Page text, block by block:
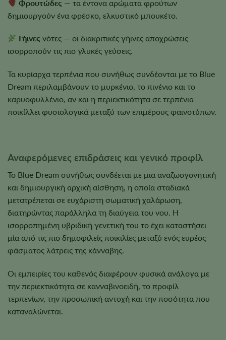
Φρουτώδες — τα έντονα αρώματα φρούτων
δημιουργούν ένα φρέσκο, ελκυστικό μπουκέτο.
Γήινες νότες — οι διακριτικές γήινες αποχρώσεις
ισορροπούν τις πιο γλυκές γεύσεις.
Τα κυρίαρχα τερπένια που συνήθως συνδέονται με το Blue
Dream περιλαμβάνουν το μυρκένιο, το πινένιο και το
καρυοφυλλένιο, αν και η περιεκτικότητα σε τερπένια
ποικίλλει φυσιολογικά μεταξύ των επιμέρους φαινοτύπων.
Αναφερόμενες επιδράσεις και γενικό προφίλ
Το Blue Dream συνήθως συνδέεται με μια αναζωογονητική
και δημιουργική αρχική αίσθηση, η οποία σταδιακά
μετατρέπεται σε ευχάριστη σωματική χαλάρωση,
διατηρώντας παράλληλα τη διαύγεια του νου. Η
ισορροπημένη υβριδική γενετική του το έχει καταστήσει
μία από τις πιο δημοφιλείς ποικιλίες μεταξύ ενός ευρέος
φάσματος λάτρεις της κάνναβης.
Οι εμπειρίες του καθενός διαφέρουν φυσικά ανάλογα με
την περιεκτικότητα σε κανναβινοειδή, το προφίλ
τερπενίων, την προσωπική αντοχή και την ποσότητα που
καταναλώνεται.